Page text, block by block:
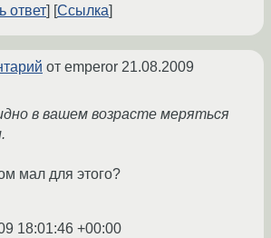
ответ
Ссылка
от emperor 21.08.2009
в вашем возрасте меряться
мал для этого?
18:01:46 +00:00